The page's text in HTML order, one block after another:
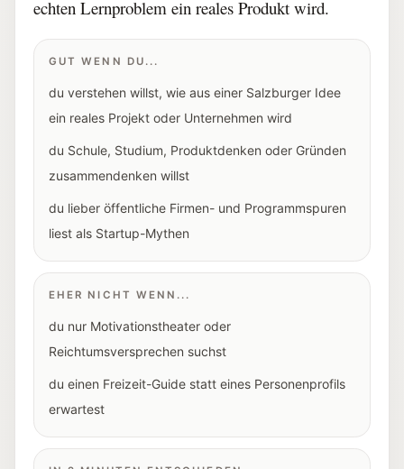
echten Lernproblem ein reales Produkt wird.
GUT WENN DU...
du verstehen willst, wie aus einer Salzburger Idee
ein reales Projekt oder Unternehmen wird
du Schule, Studium, Produktdenken oder Gründen
zusammendenken willst
du lieber öffentliche Firmen- und Programmspuren
liest als Startup-Mythen
EHER NICHT WENN...
du nur Motivationstheater oder
Reichtumsversprechen suchst
du einen Freizeit-Guide statt eines Personenprofils
erwartest